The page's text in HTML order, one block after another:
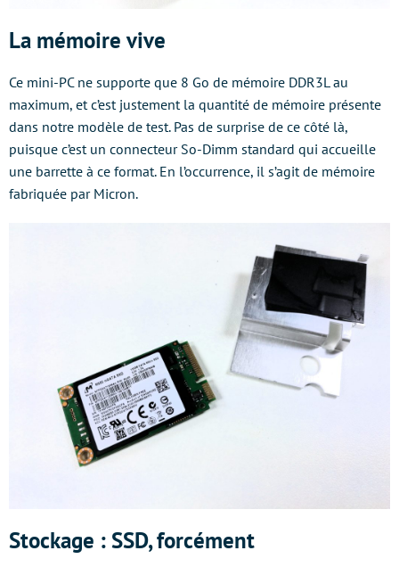
La mémoire vive
Ce mini-PC ne supporte que 8 Go de mémoire DDR3L au
maximum, et c’est justement la quantité de mémoire présente
dans notre modèle de test. Pas de surprise de ce côté là,
puisque c’est un connecteur So-Dimm standard qui accueille
une barrette à ce format. En l’occurrence, il s’agit de mémoire
fabriquée par Micron.
Stockage : SSD, forcément